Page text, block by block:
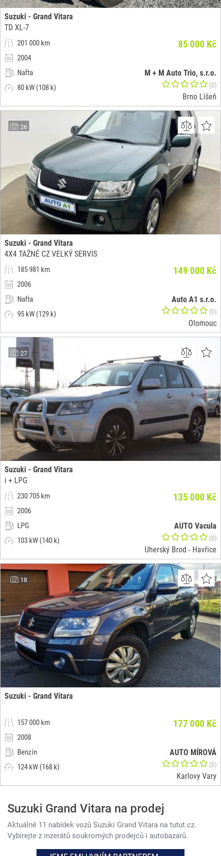
Suzuki - Grand Vitara
TD XL-7
201 000 km
2004
Nafta
80 kW (108 k)
85 000 Kč
M + M Auto Trio, s.r.o.
(0)
Brno Líšeň
26
Suzuki - Grand Vitara
4X4 TAŽNÉ CZ VELKÝ SERVIS
185 981 km
2006
Nafta
95 kW (129 k)
149 000 Kč
Auto A1 s.r.o.
(0)
Olomouc
27
Suzuki - Grand Vitara
i + LPG
230 705 km
2006
LPG
103 kW (140 k)
135 000 Kč
AUTO Vacula
(0)
Uherský Brod - Havřice
18
Suzuki - Grand Vitara
157 000 km
2008
Benzín
124 kW (168 k)
177 000 Kč
AUTO MÍROVÁ
(0)
Karlovy Vary
Suzuki Grand Vitara na prodej
Aktuálně 11 nabídek vozů Suzuki Grand Vitara na tutut.cz.
Vybírejte z inzerátů soukromých prodejců i autobazarů.